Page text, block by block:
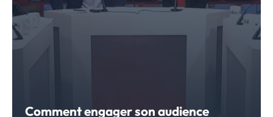
Comment engager son audience